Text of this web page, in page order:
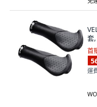
套
首
運